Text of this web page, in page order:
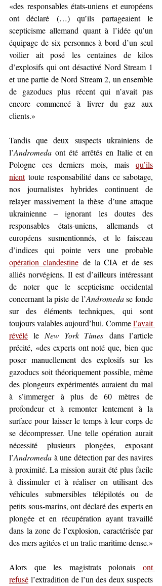
«des responsables états-uniens et européens
ont déclaré (…) qu’ils partageaient le
scepticisme allemand quant à l’idée qu’un
équipage de six personnes à bord d’un seul
voilier ait posé les centaines de kilos
d’explosifs qui ont désactivé Nord Stream 1
et une partie de Nord Stream 2, un ensemble
de gazoducs plus récent qui n’avait pas
encore commencé à livrer du gaz aux
clients.»
Tandis que deux suspects ukrainiens de
l’Andromeda ont été arrêtés en Italie et en
Pologne ces derniers mois, mais qu’ils
nient toute responsabilité dans ce sabotage,
nos journalistes hybrides continuent de
relayer massivement la thèse d’une attaque
ukrainienne – ignorant les doutes des
responsables états-uniens, allemands et
européens susmentionnés, et le faisceau
opération clandestine de la CIA et de ses
alliés norvégiens. Il est d’ailleurs intéressant
de noter que le scepticisme occidental
concernant la piste de l’Andromeda se fonde
sur des éléments techniques, qui sont
toujours valables aujourd’hui. Comme l’avait
révélé le New York Times dans l’article
précité, «des experts ont noté que, bien que
poser manuellement des explosifs sur les
gazoducs soit théoriquement possible, même
des plongeurs expérimentés auraient du mal
à s’immerger à plus de 60 mètres de
profondeur et à remonter lentement à la
surface pour laisser le temps à leur corps de
se décompresser. Une telle opération aurait
nécessité plusieurs plongées, exposant
l’Andromeda à une détection par des navires
à proximité. La mission aurait été plus facile
à dissimuler et à réaliser en utilisant des
véhicules submersibles télépilotés ou de
petits sous-marins, ont déclaré des experts en
plongée et en récupération ayant travaillé
dans la zone de l’explosion, caractérisée par
des mers agitées et un trafic maritime dense.»
Alors que les magistrats polonais ont
refusé l’extradition de l’un des deux suspects